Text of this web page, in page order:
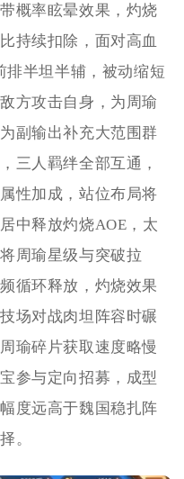
概率眩晕效果，灼烧
持续扣除，面对高血
排半坦半辅，被动缩短
方攻击自身，为周瑜
副输出补充大范围群
三人羁绊全部互通，
性加成，站位布局将
中释放灼烧AOE，太
周瑜星级与突破拉
循环释放，灼烧效果
场对战肉坦阵容时碾
瑜碎片获取速度略慢
参与定向招募，成型
度远高于魏国稳扎阵
。